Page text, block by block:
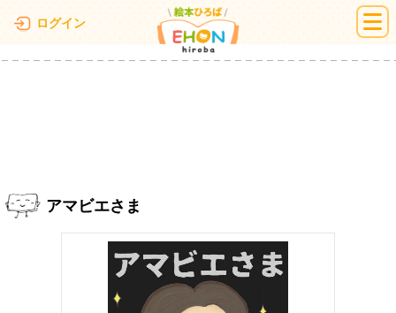
ログイン 絵本ひろば
アマビエさま